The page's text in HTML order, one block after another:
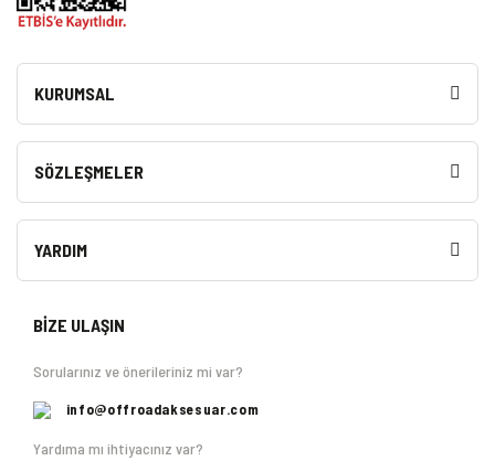
KURUMSAL
SÖZLEŞMELER
YARDIM
BİZE ULAŞIN
Sorularınız ve önerileriniz mi var?
info@offroadaksesuar.com
Yardıma mı ihtiyacınız var?